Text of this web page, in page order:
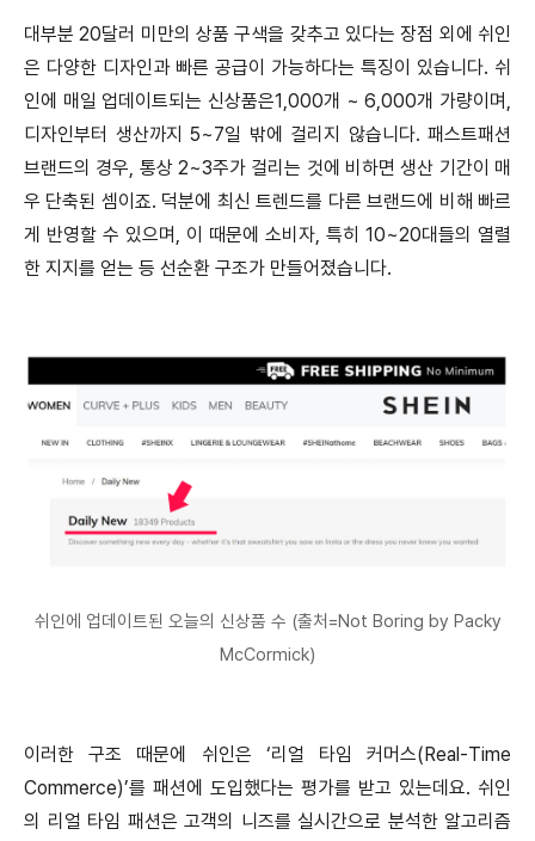
대부분 20달러 미만의 상품 구색을 갖추고 있다는 장점 외에 쉬인
은 다양한 디자인과 빠른 공급이 가능하다는 특징이 있습니다. 쉬
인에 매일 업데이트되는 신상품은1,000개 ~ 6,000개 가량이며,
디자인부터 생산까지 5~7일 밖에 걸리지 않습니다. 패스트패션
브랜드의 경우, 통상 2~3주가 걸리는 것에 비하면 생산 기간이 매
우 단축된 셈이죠. 덕분에 최신 트렌드를 다른 브랜드에 비해 빠르
게 반영할 수 있으며, 이 때문에 소비자, 특히 10~20대들의 열렬
한 지지를 얻는 등 선순환 구조가 만들어졌습니다.
쉬인에 업데이트된 오늘의 신상품 수 (출처=Not Boring by Packy
McCormick)
이러한 구조 때문에 쉬인은 ‘리얼 타임 커머스(Real-Time
Commerce)’를 패션에 도입했다는 평가를 받고 있는데요. 쉬인
의 리얼 타임 패션은 고객의 니즈를 실시간으로 분석한 알고리즘